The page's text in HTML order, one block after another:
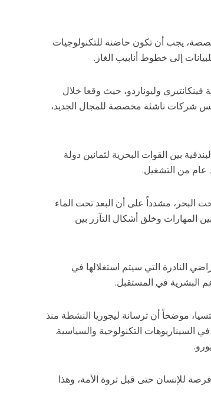
يجب أن تكون حاضنة للتكنولوجيات
إلى خطوط أنابيب الغاز.
وليوناردو، حيث وقعا خلال
شركات ناشئة مخصصة للمجال الجديد،
بين القوات البحرية لثمانين دولة
عام من التشغيل.
البحر، مشدداً على أن البعد تحت الماء
المهارات وخلق أشكال التآزر بين
النادرة التي سيتم استغلالها في
البشرية في المستقبل.
موضحاً أن ترسانة ليجوريا النشطة منذ
في السيناريوهات التكنولوجية والسياسية.
للإنسان حتى قبل ثروة الأمة، وهذا